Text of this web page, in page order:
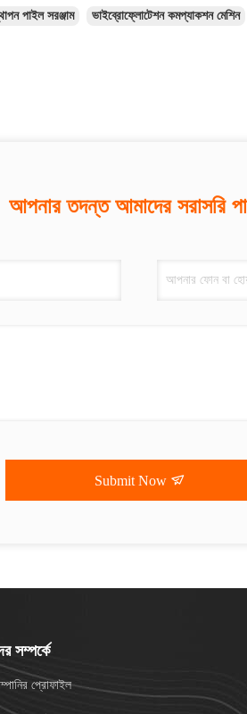
পাইল সরঞ্জাম ভাইব্রোফ্লোটেশন কমপ্যাকশন মেশিন
আপনার তদন্ত আমাদের সরাসরি
Submit Now
সম্পর্কে
প্রোফাইল